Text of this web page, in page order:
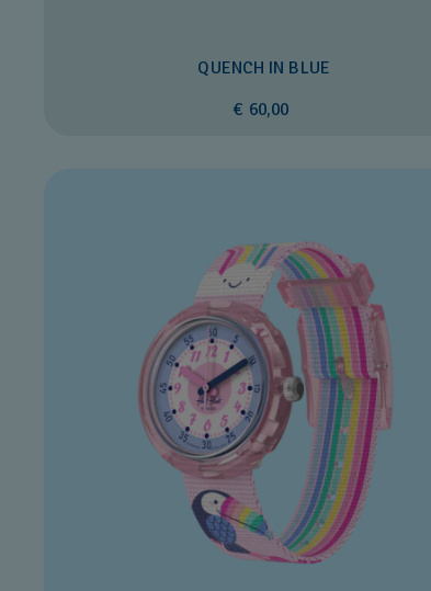
QUENCH IN BLUE
€ 60,00